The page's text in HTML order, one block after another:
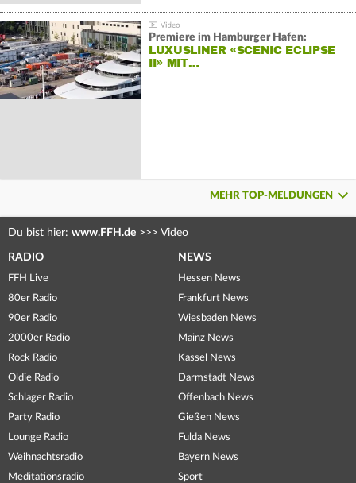
Premiere im Hamburger Hafen:
LUXUSLINER «SCENIC ECLIPSE
II» MIT…
MEHR TOP-MELDUNGEN
Du bist hier: www.FFH.de >>> Video
RADIO
FFH Live
80er Radio
90er Radio
2000er Radio
Rock Radio
Oldie Radio
Schlager Radio
Party Radio
Lounge Radio
Weihnachtsradio
Meditationsradio
NEWS
Hessen News
Frankfurt News
Wiesbaden News
Mainz News
Kassel News
Darmstadt News
Offenbach News
Gießen News
Fulda News
Bayern News
Sport